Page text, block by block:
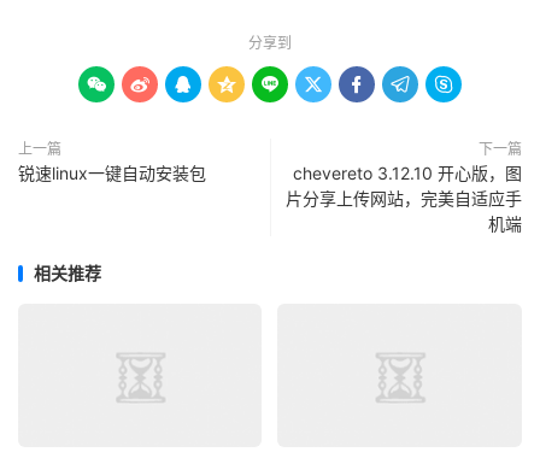
分享到
        
上一篇
锐速linux一键自动安装包
下一篇
chevereto 3.12.10 开心版，图
片分享上传网站，完美自适应手
机端
相关推荐